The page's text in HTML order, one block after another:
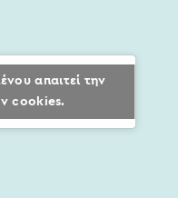
απαιτεί την
cookies.